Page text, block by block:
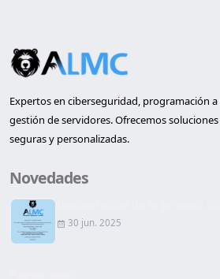
Expertos en ciberseguridad, programación
gestión de servidores. Ofrecemos
seguras y personalizadas.
Novedades
30 jun. 2025